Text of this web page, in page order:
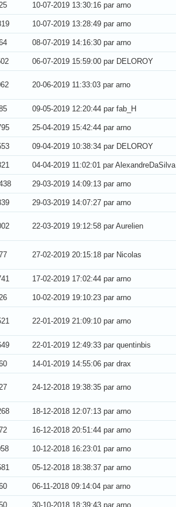
10-07-2019 13:30:16 par arno
10-07-2019 13:28:49 par arno
08-07-2019 14:16:30 par arno
06-07-2019 15:59:00 par DELOROY
20-06-2019 11:33:03 par arno
09-05-2019 12:20:44 par fab_H
25-04-2019 15:42:44 par arno
09-04-2019 10:38:34 par DELOROY
04-04-2019 11:02:01 par AlexandreDaSilva
29-03-2019 14:09:13 par arno
29-03-2019 14:07:27 par arno
22-03-2019 19:12:58 par Aurelien
27-02-2019 20:15:18 par Nicolas
17-02-2019 17:02:44 par arno
10-02-2019 19:10:23 par arno
22-01-2019 21:09:10 par arno
22-01-2019 12:49:33 par quentinbis
14-01-2019 14:55:06 par drax
24-12-2018 19:38:35 par arno
18-12-2018 12:07:13 par arno
16-12-2018 20:51:44 par arno
10-12-2018 16:23:01 par arno
05-12-2018 18:38:37 par arno
06-11-2018 09:14:04 par arno
30-10-2018 18:39:43 par arno